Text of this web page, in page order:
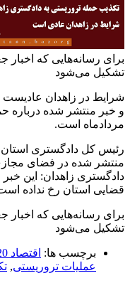
برای رسانه‌هایی که اخبار
تشکیل می‌شود
شرایط در زاهدان
و خبر منتشر شده درباره
مردادماه است.
رئیس کل دادگستری استان
منتشر شده در فضای
دادگستری زاهدان: این
قضایی استان رخ نداده
برای رسانه‌هایی که اخبار
تشکیل می‌شود
برچسب ها: اقتصاد 120
عملیات تروریستی,